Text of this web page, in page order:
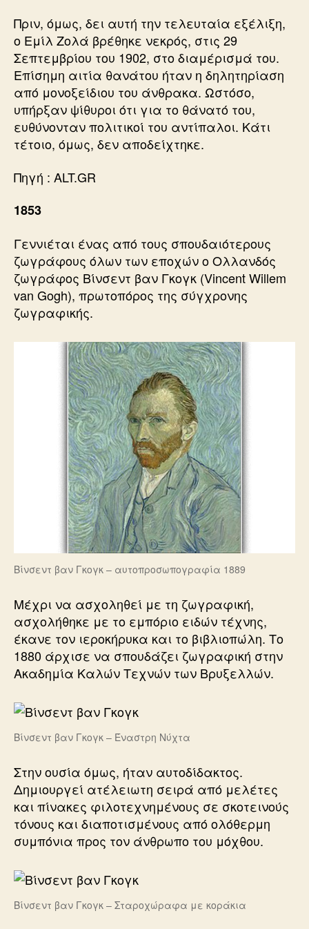
Πριν, όμως, δει αυτή την τελευταία εξέλιξη,
ο Εμίλ Ζολά βρέθηκε νεκρός, στις 29
Σεπτεμβρίου του 1902, στο διαμέρισμά του.
Επίσημη αιτία θανάτου ήταν η δηλητηρίαση
από μονοξείδιου του άνθρακα. Ωστόσο,
υπήρξαν ψίθυροι ότι για το θάνατό του,
ευθύνονταν πολιτικοί του αντίπαλοι. Κάτι
τέτοιο, όμως, δεν αποδείχτηκε.
Πηγή : ALT.GR
1853
Γεννιέται ένας από τους σπουδαιότερους
ζωγράφους όλων των εποχών ο Ολλανδός
ζωγράφος Βίνσεντ βαν Γκογκ (Vincent Willem
van Gogh), πρωτοπόρος της σύγχρονης
ζωγραφικής.
Βίνσεντ βαν Γκογκ – αυτοπροσωπογραφία 1889
Μέχρι να ασχοληθεί με τη ζωγραφική,
ασχολήθηκε με το εμπόριο ειδών τέχνης,
έκανε τον ιεροκήρυκα και το βιβλιοπώλη. Το
1880 άρχισε να σπουδάζει ζωγραφική στην
Ακαδημία Καλών Τεχνών των Βρυξελλών.
Βίνσεντ βαν Γκογκ – Έναστρη Νύχτα
Στην ουσία όμως, ήταν αυτοδίδακτος.
Δημιουργεί ατέλειωτη σειρά από μελέτες
και πίνακες φιλοτεχνημένους σε σκοτεινούς
τόνους και διαποτισμένους από ολόθερμη
συμπόνια προς τον άνθρωπο του μόχθου.
Βίνσεντ βαν Γκογκ – Σταροχώραφα με κοράκια